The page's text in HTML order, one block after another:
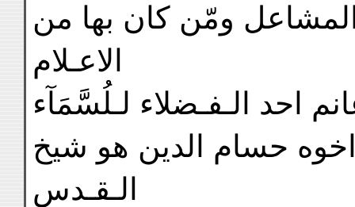
ومّن كان بها من
الاعـلام
احد الـفـضلاء لـلُسَّمَآء
حسام الدين هو شيخ
الـقـدس